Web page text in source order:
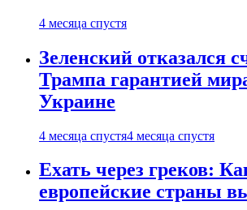
4 месяца спустя
Зеленский отказался
Трампа гарантией
Украине
4 месяца спустя4 месяца спустя
Ехать через греков:
европейские страны